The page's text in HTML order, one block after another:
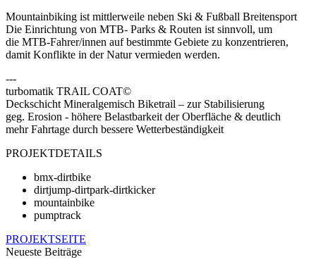
Mountainbiking ist mittlerweile neben Ski & Fußball Breitensport
Die Einrichtung von MTB- Parks & Routen ist sinnvoll, um
die MTB-Fahrer/innen auf bestimmte Gebiete zu konzentrieren,
damit Konflikte in der Natur vermieden werden.
---
turbomatik TRAIL COAT©
Deckschicht Mineralgemisch Biketrail – zur Stabilisierung
geg. Erosion - höhere Belastbarkeit der Oberfläche & deutlich
mehr Fahrtage durch bessere Wetterbeständigkeit
PROJEKTDETAILS
bmx-dirtbike
dirtjump-dirtpark-dirtkicker
mountainbike
pumptrack
PROJEKTSEITE
Neueste Beiträge